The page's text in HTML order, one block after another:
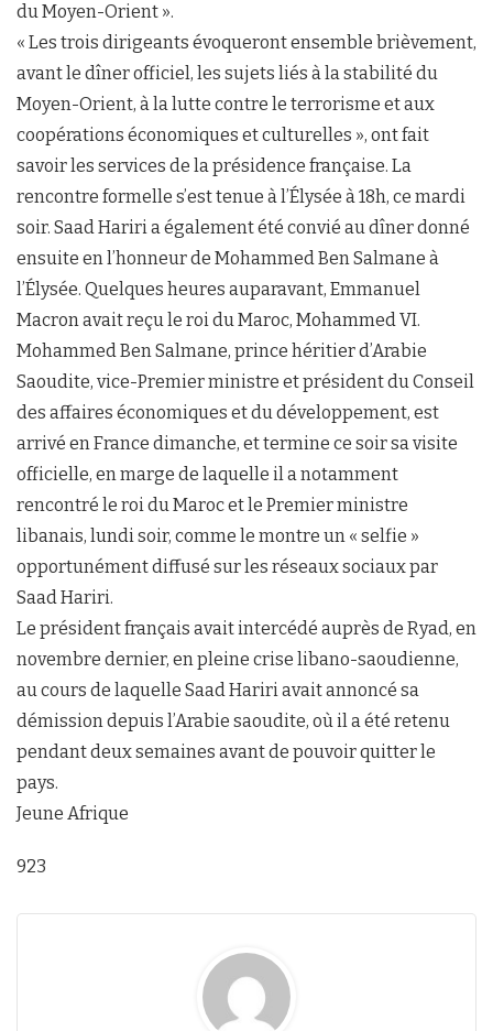
du Moyen-Orient ».
« Les trois dirigeants évoqueront ensemble brièvement,
avant le dîner officiel, les sujets liés à la stabilité du
Moyen-Orient, à la lutte contre le terrorisme et aux
coopérations économiques et culturelles », ont fait
savoir les services de la présidence française. La
rencontre formelle s’est tenue à l’Élysée à 18h, ce mardi
soir. Saad Hariri a également été convié au dîner donné
ensuite en l’honneur de Mohammed Ben Salmane à
l’Élysée. Quelques heures auparavant, Emmanuel
Macron avait reçu le roi du Maroc, Mohammed VI.
Mohammed Ben Salmane, prince héritier d’Arabie
Saoudite, vice-Premier ministre et président du Conseil
des affaires économiques et du développement, est
arrivé en France dimanche, et termine ce soir sa visite
officielle, en marge de laquelle il a notamment
rencontré le roi du Maroc et le Premier ministre
libanais, lundi soir, comme le montre un « selfie »
opportunément diffusé sur les réseaux sociaux par
Saad Hariri.
Le président français avait intercédé auprès de Ryad, en
novembre dernier, en pleine crise libano-saoudienne,
au cours de laquelle Saad Hariri avait annoncé sa
démission depuis l’Arabie saoudite, où il a été retenu
pendant deux semaines avant de pouvoir quitter le
pays.
Jeune Afrique
923